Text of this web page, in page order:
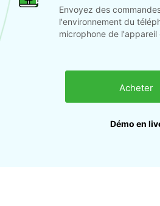
Envoyez des
l'environnement du
microphone de l'appareil
Acheter
Démo en